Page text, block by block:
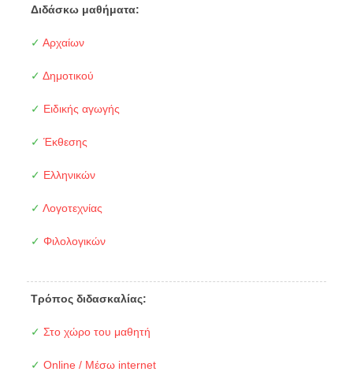
Διδάσκω μαθήματα:
✓ Αρχαίων
✓ Δημοτικού
✓ Ειδικής αγωγής
✓ Έκθεσης
✓ Ελληνικών
✓ Λογοτεχνίας
✓ Φιλολογικών
Τρόπος διδασκαλίας:
✓ Στο χώρο του μαθητή
✓ Online / Μέσω internet